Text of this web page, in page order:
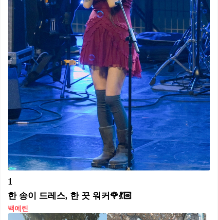
1
한 송이 드레스, 한 끗 워커🌹💃🏻
백예린